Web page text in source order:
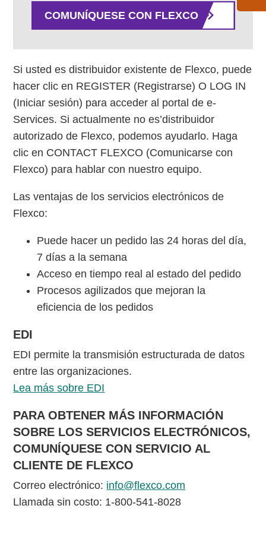
COMUNÍQUESE CON FLEXCO
Si usted es distribuidor existente de Flexco, puede
hacer clic en REGISTER (Registrarse) O LOG IN
(Iniciar sesión) para acceder al portal de e-
Services. Si actualmente no es’distribuidor
autorizado de Flexco, podemos ayudarlo. Haga
clic en CONTACT FLEXCO (Comunicarse con
Flexco) para hablar con nuestro equipo.
Las ventajas de los servicios electrónicos de
Flexco:
Puede hacer un pedido las 24 horas del día,
7 días a la semana
Acceso en tiempo real al estado del pedido
Procesos agilizados que mejoran la
eficiencia de los pedidos
EDI
EDI permite la transmisión estructurada de datos
entre las organizaciones.
Lea más sobre EDI
PARA OBTENER MÁS INFORMACIÓN
SOBRE LOS SERVICIOS ELECTRÓNICOS,
COMUNÍQUESE CON SERVICIO AL
CLIENTE DE FLEXCO
Correo electrónico: info@flexco.com
Llamada sin costo: 1-800-541-8028